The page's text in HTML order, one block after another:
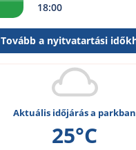
18:00
Tovább a nyitvatartási
Aktuális időjárás a parkban
25°C